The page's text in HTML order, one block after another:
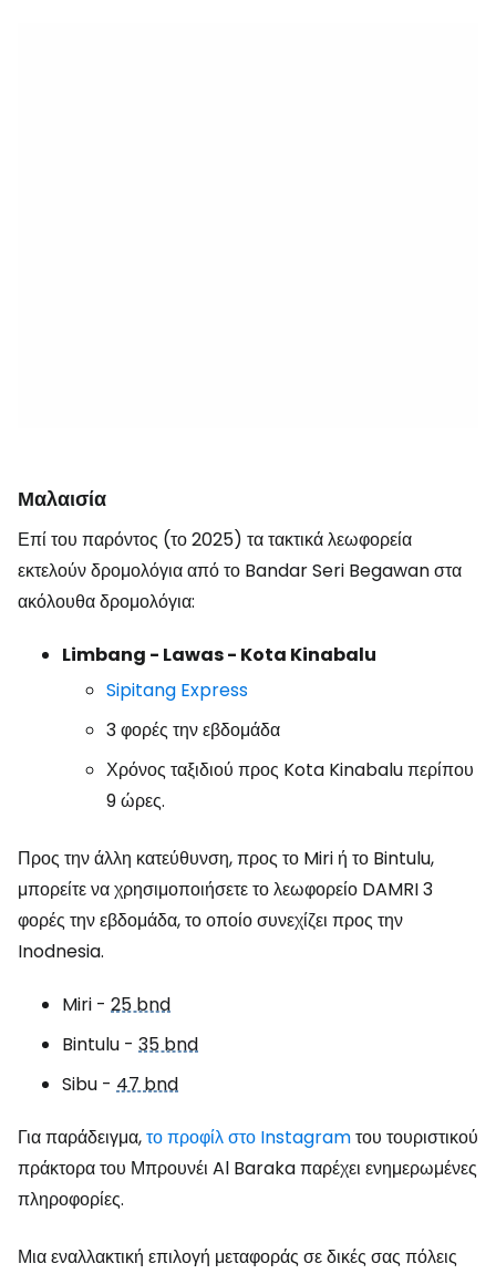
Μαλαισία
Επί του παρόντος (το 2025) τα τακτικά λεωφορεία
εκτελούν δρομολόγια από το Bandar Seri Begawan στα
ακόλουθα δρομολόγια:
Limbang - Lawas - Kota Kinabalu
Sipitang Express
3 φορές την εβδομάδα
Χρόνος ταξιδιού προς Kota Kinabalu περίπου
9 ώρες.
Προς την άλλη κατεύθυνση, προς το Miri ή το Bintulu,
μπορείτε να χρησιμοποιήσετε το λεωφορείο DAMRI 3
φορές την εβδομάδα, το οποίο συνεχίζει προς την
Inodnesia.
Miri - 25 bnd
Bintulu - 35 bnd
Sibu - 47 bnd
Για παράδειγμα,το προφίλ στο Instagramτου τουριστικού
πράκτορα του Μπρουνέι Al Baraka παρέχει ενημερωμένες
πληροφορίες.
Μια εναλλακτική επιλογή μεταφοράς σε δικές σας πόλεις